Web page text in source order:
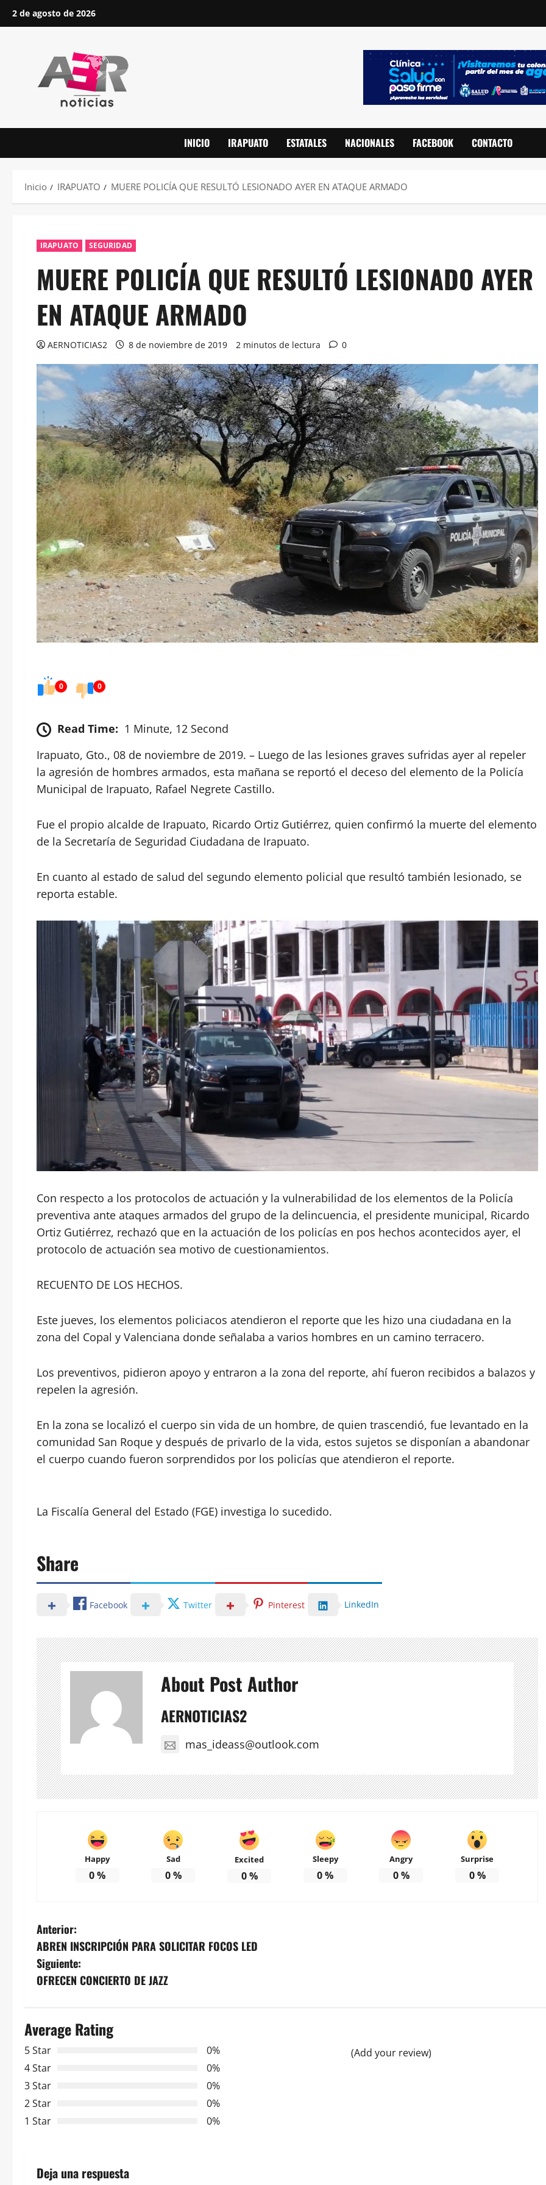
Saltar2 de agosto de 2026
INICIO IRAPUATO ESTATALES NACIONALES FACEBOOK CONTACTO
Inicio IRAPUATO MUERE POLICÍA QUE RESULTÓ LESIONADO AYER EN ATAQUE ARMADO
IRAPUATO SEGURIDAD
MUERE POLICÍA QUE RESULTÓ LESIONADO AYER
EN ATAQUE ARMADO
AERNOTICIAS2 8 de noviembre de 2019 2 minutos de lectura 0
0 0
Read Time: 1 Minute, 12 Second
Irapuato, Gto., 08 de noviembre de 2019. – Luego de las lesiones graves sufridas ayer al repeler
la agresión de hombres armados, esta mañana se reportó el deceso del elemento de la Policía
Municipal de Irapuato, Rafael Negrete Castillo.
Fue el propio alcalde de Irapuato, Ricardo Ortiz Gutiérrez, quien confirmó la muerte del elemento
de la Secretaría de Seguridad Ciudadana de Irapuato.
En cuanto al estado de salud del segundo elemento policial que resultó también lesionado, se
reporta estable.
Con respecto a los protocolos de actuación y la vulnerabilidad de los elementos de la Policía
preventiva ante ataques armados del grupo de la delincuencia, el presidente municipal, Ricardo
Ortiz Gutiérrez, rechazó que en la actuación de los policías en pos hechos acontecidos ayer, el
protocolo de actuación sea motivo de cuestionamientos.
RECUENTO DE LOS HECHOS.
Este jueves, los elementos policiacos atendieron el reporte que les hizo una ciudadana en la
zona del Copal y Valenciana donde señalaba a varios hombres en un camino terracero.
Los preventivos, pidieron apoyo y entraron a la zona del reporte, ahí fueron recibidos a balazos y
repelen la agresión.
En la zona se localizó el cuerpo sin vida de un hombre, de quien trascendió, fue levantado en la
comunidad San Roque y después de privarlo de la vida, estos sujetos se disponían a abandonar
el cuerpo cuando fueron sorprendidos por los policías que atendieron el reporte.
La Fiscalía General del Estado (FGE) investiga lo sucedido.
Share
Facebook Twitter Pinterest LinkedIn
About Post Author
AERNOTICIAS2
mas_ideass@outlook.com
Happy
0%
Sad
0%
Excited
0%
Sleepy
0%
Angry
0%
Surprise
0%
N
a
v
g
a
c
i
n
Anterior:
ABREN INSCRIPCIÓN PARA SOLICITAR FOCOS LED
Siguiente:
OFRECEN CONCIERTO DE JAZZ
Average Rating
5 Star
0%
4 Star
0%
3 Star
0%
2 Star
0%
1 Star
0%
(Add your review)
Deja una respuesta